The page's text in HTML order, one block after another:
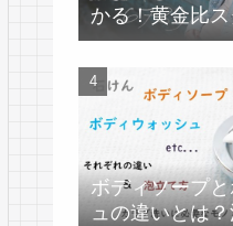
かる！黄金比
ボディソープ
ュの違いとは